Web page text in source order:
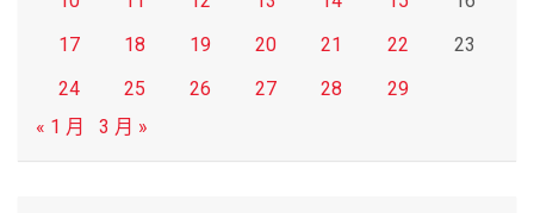
17
18 19 20 21 22
23
24
25 26 27 28
29
« 1 月
3 月 »